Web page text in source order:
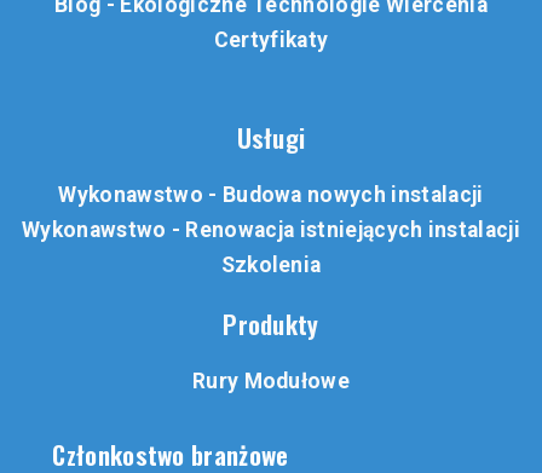
Certyfikaty
Usługi
Wykonawstwo - Budowa nowych instalacji
Wykonawstwo - Renowacja istniejących instalacji
Szkolenia
Produkty
Rury Modułowe
Członkostwo branżowe